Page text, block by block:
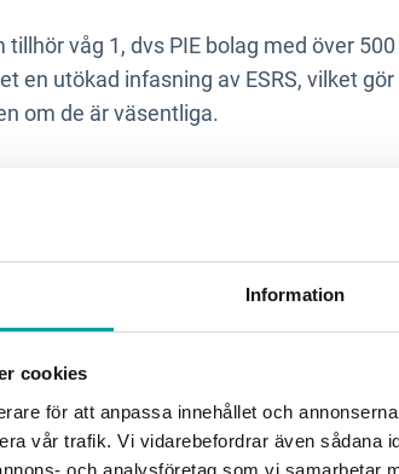
Information
cookies
för att anpassa innehållet och
vår trafik. Vi vidarebefordrar även sådana
och analysföretag som vi samarbetar
våg 1, dvs PIE bolag med över
en utökad infasning av ESRS, vilket
om de är väsentliga.
EU-taxonomin (juli
datapunkter och tabeller i
att redan första året välja om
ESRS (juli